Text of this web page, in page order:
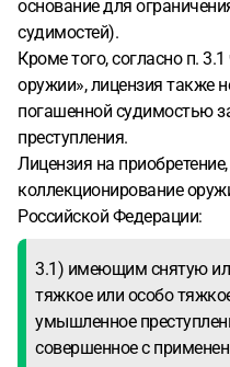
основание для
судимостей).
Кроме того, согласно п.
оружии», лицензия также
погашенной судимостью
преступления.
Лицензия на
коллекционирование
Российской Федерации:
3.1) имеющим снятую
тяжкое или особо
умышленное
совершенное с